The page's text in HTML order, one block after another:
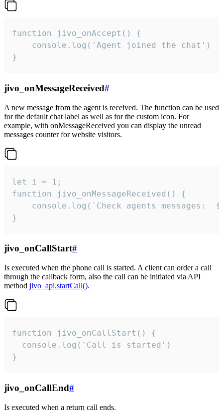
function jivo_onAccept() {
}
jivo_onMessageReceived#
A new message from the agent is received. The function can be used
for the default chat label as well as for the custom icon. For
example, with onMessageReceived you can display the unread
messages counter for website visitors.
let i = 1;
function jivo_onMessageReceived() {
}
jivo_onCallStart#
Is executed when the phone call is started. A client can order a call
through the callback form, also the call can be initiated via API
method jivo_api.startCall().
function jivo_onCallStart() {
  console.log('Call is started')
}
jivo_onCallEnd#
Is executed when a return call ends.